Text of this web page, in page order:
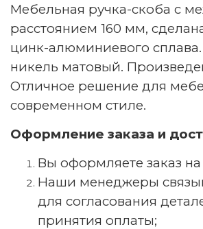
Мебельная ручка-скоба с
расстоянием 160 мм,
цинк-алюминиевого
никель матовый.
Отличное решение для
современном стиле.
Оформление заказа и
Вы оформляете заказ на
Наши менеджеры
для согласования
принятия оплаты;